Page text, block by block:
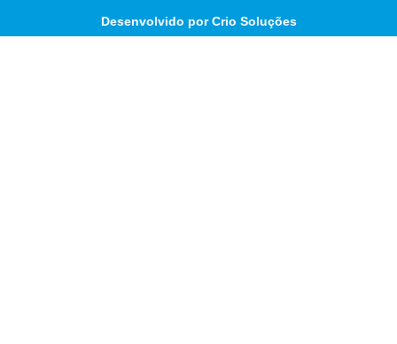
Desenvolvido por Crio Soluções